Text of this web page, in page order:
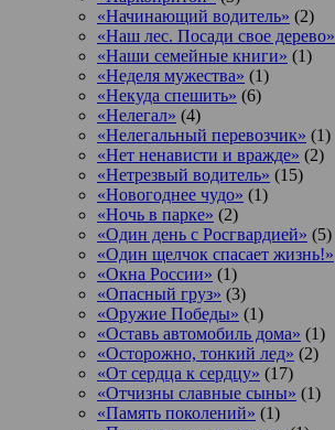
«Начинающий водитель» (2)
«Наш лес. Посади свое дерево»
«Наши семейные книги» (1)
«Неделя мужества» (1)
«Некуда спешить» (6)
«Нелегал» (4)
«Нелегальный перевозчик» (1)
«Нет ненависти и вражде» (2)
«Нетрезвый водитель» (15)
«Новогоднее чудо» (1)
«Ночь в парке» (2)
«Один день с Росгвардией» (5)
«Один щелчок спасает жизнь!»
«Окна России» (1)
«Опасный груз» (3)
«Оружие Победы» (1)
«Оставь автомобиль дома» (1)
«Осторожно, тонкий лед» (2)
«От сердца к сердцу» (17)
«Отчизны славные сыны» (1)
«Память поколений» (1)